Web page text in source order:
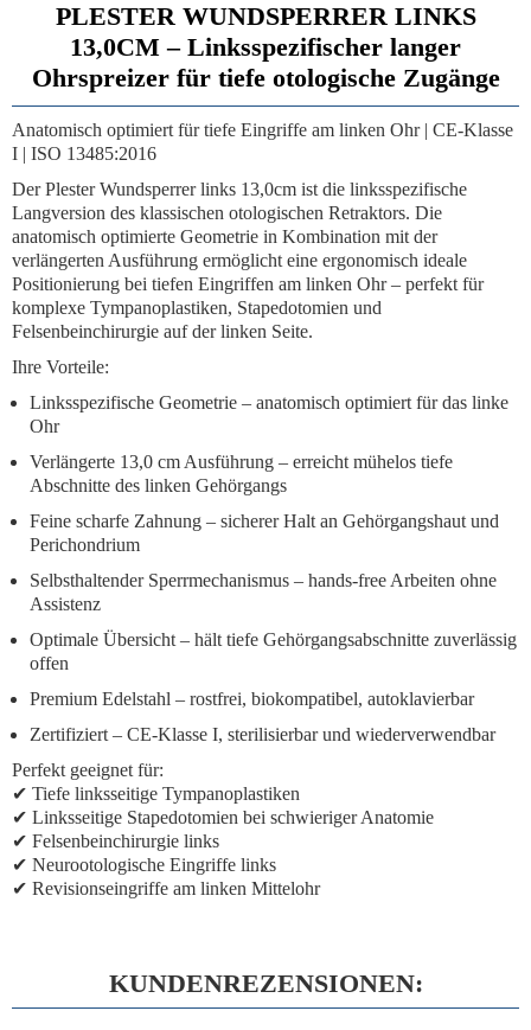
PLESTER WUNDSPERRER LINKS
13,0CM – Linksspezifischer langer
Ohrspreizer für tiefe otologische Zugänge
Anatomisch optimiert für tiefe Eingriffe am linken Ohr | CE-Klasse
I | ISO 13485:2016
DerPlester Wundsperrer links 13,0cm ist die linksspezifische
Langversion des klassischen otologischen Retraktors. Die
anatomisch optimierte Geometrie in Kombination mit der
verlängerten Ausführung ermöglicht eine ergonomisch ideale
Positionierung bei tiefen Eingriffen am linken Ohr – perfekt für
komplexe Tympanoplastiken, Stapedotomien und
Felsenbeinchirurgie auf der linken Seite.
Ihre Vorteile:
Linksspezifische Geometrie – anatomisch optimiert für das linke
Ohr
Verlängerte 13,0 cm Ausführung – erreicht mühelos tiefe
Abschnitte des linken Gehörgangs
Feine scharfe Zahnung – sicherer Halt an Gehörgangshaut und
Perichondrium
Selbsthaltender Sperrmechanismus – hands-free Arbeiten ohne
Assistenz
Optimale Übersicht – hält tiefe Gehörgangsabschnitte zuverlässig
offen
Premium Edelstahl – rostfrei, biokompatibel, autoklavierbar
Zertifiziert – CE-Klasse I, sterilisierbar und wiederverwendbar
Perfekt geeignet für:
✔ Tiefe linksseitige Tympanoplastiken
✔ Linksseitige Stapedotomien bei schwieriger Anatomie
✔ Felsenbeinchirurgie links
✔ Neurootologische Eingriffe links
✔ Revisionseingriffe am linken Mittelohr
KUNDENREZENSIONEN: